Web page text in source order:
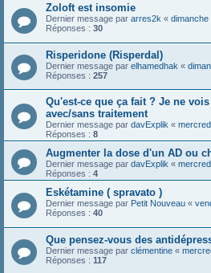
Zoloft est insomie
Dernier message par arres2k « dimanche
Réponses : 30
Risperidone (Risperdal)
Dernier message par elhamedhak «
Réponses : 257
Qu'est-ce que ça fait ? Je ne
avec/sans traitement
Dernier message par davExplik «
Réponses : 8
Augmenter la dose d'un AD ou
Dernier message par davExplik «
Réponses : 4
Eskétamine ( spravato )
Dernier message par Petit Nouveau «
Réponses : 40
Que pensez-vous des
Dernier message par clémentine «
Réponses : 117